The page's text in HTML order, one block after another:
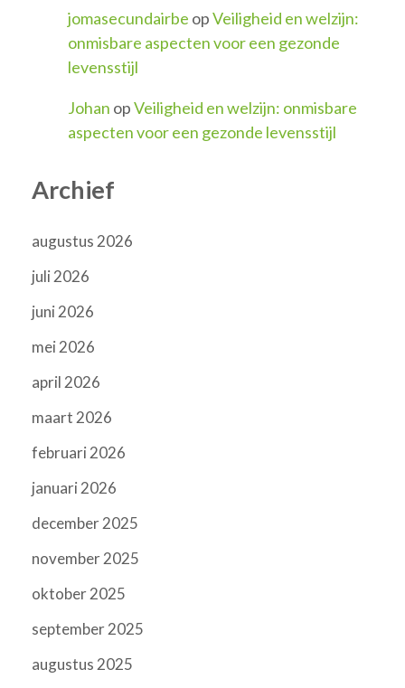
jomasecundairbe opVeiligheid en welzijn:
onmisbare aspecten voor een gezonde
levensstijl
Johan opVeiligheid en welzijn: onmisbare
aspecten voor een gezonde levensstijl
Archief
augustus 2026
juli 2026
juni 2026
mei 2026
april 2026
maart 2026
februari 2026
januari 2026
december 2025
november 2025
oktober 2025
september 2025
augustus 2025